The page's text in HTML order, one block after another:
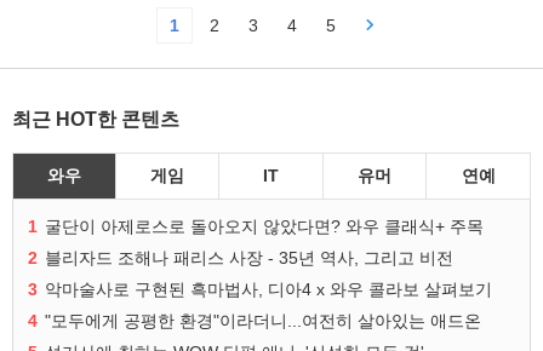
1 2 3 4 5
최근 HOT한 콘텐츠
와우 게임 IT 유머 연예
1 굴단이 아제로스로 돌아오지 않았다면? 와우 클래식+ 주목
2 블리자드 조해나 패리스 사장 - 35년 역사, 그리고 비전
3 악마술사로 구현된 흑마법사, 디아4 x 와우 콜라보 살펴보기
4 "모두에게 공평한 환경"이라더니...여전히 살아있는 애드온